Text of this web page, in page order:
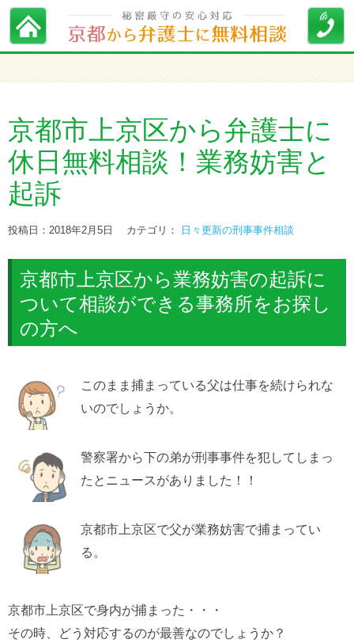
京都市上京区から弁護士に
休日無料相談！業務妨害と
起訴
投稿日：2018年2月5日 カテゴリ： 日々更新の刑事事件相談
京都市上京区から業務妨害の起訴に
ついて相談ができる事務所をお探し
の方へ
このまま捕まっている父は仕事を続けられな
いのでしょうか。
警察署から下の弟が刑事事件を犯してしまっ
たとニュースがありました！！
京都市上京区で父が業務妨害で捕まってい
る。
京都市上京区で身内が捕まった・・・
その時、どう対応するのが最善なのでしょうか？